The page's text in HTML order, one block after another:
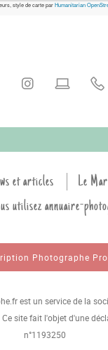
style de carte parHumanitarian
et articles
Le
utilisez annuaire-
Photographe Pro
est un service de la
site fait l'objet d'une
n°1193250